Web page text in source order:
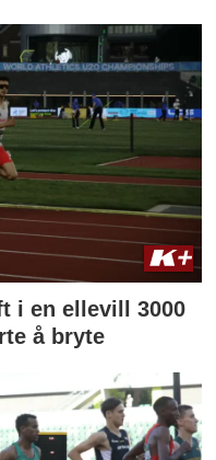
i en ellevill 3000
å bryte